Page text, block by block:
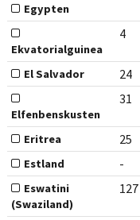
Egypten
Ekvatorialguinea
4
El Salvador 24
Elfenbenskusten
31
Eritrea 25
Estland -
Eswatini
(Swaziland)
127